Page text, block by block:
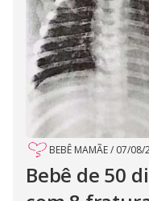
BEBÊ MAMÃE/ 07/08/
Bebê de 50